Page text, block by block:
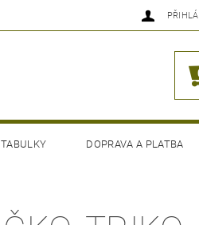
DOPRAVA A PLATBA